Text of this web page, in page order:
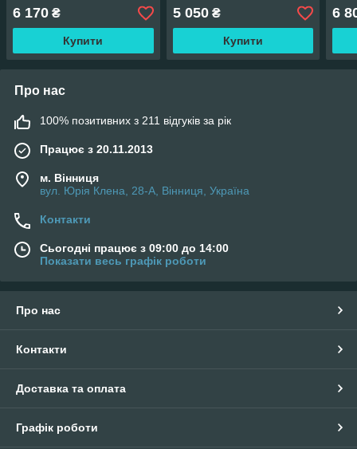
6 170 ₴
Купити
5 050₴
Купити
6
Про нас
100% позитивних з 211 відгуків за рік
Працює з 20.11.2013
м. Вінниця
вул. Юрія Клена, 28-А, Вінниця, Україна
Контакти
Сьогодні працює з 09:00 до 14:00
Показати весь графік роботи
Про нас
Контакти
Доставка та оплата
Графік роботи